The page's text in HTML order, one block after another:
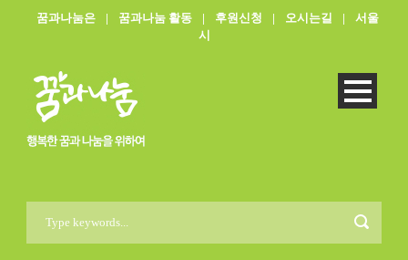
꿈과나눔은 | 꿈과나눔 활동 | 후원신청 | 오시는길 |
서울
시